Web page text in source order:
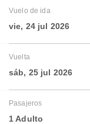
Vuelo de ida
vie, 24 jul 2026
Vuelta
sáb, 25 jul 2026
Pasajeros
1 Adulto